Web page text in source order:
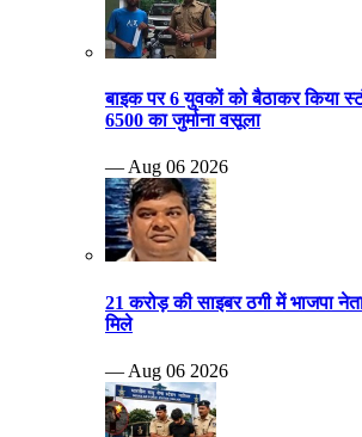
बाइक पर 6 युवकों को बैठाकर किया
6500 का जुर्माना वसूला
— Aug 06 2026
21 करोड़ की साइबर ठगी में भाजपा
मिले
— Aug 06 2026